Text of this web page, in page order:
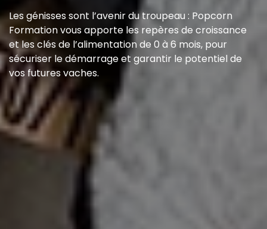
Les génisses sont l’avenir du troupeau : Popcorn
Formation vous apporte les repères de croissance
et les clés de l’alimentation de 0 à 6 mois, pour
sécuriser le démarrage et garantir le potentiel de
vos futures vaches.